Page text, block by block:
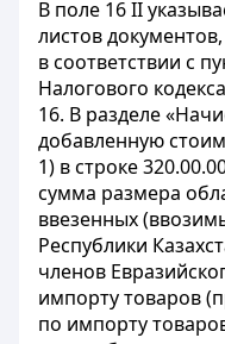
В поле 16 II
листов
в соответствии с
Налогового
16. В разделе
добавленную
1) в строке
сумма размера
ввезенных
Республики
членов
импорту товаров
по импорту